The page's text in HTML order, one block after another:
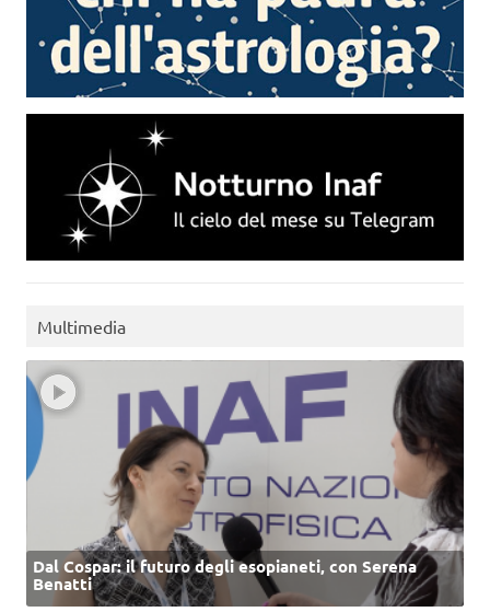
Multimedia
Dal Cospar: il futuro degli esopianeti, con Serena
Benatti